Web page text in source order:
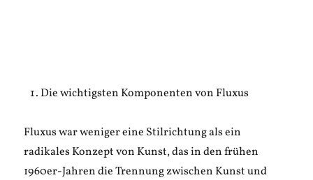
Die wichtigsten Komponenten von Fluxus
Fluxus war weniger eine Stilrichtung als ein
radikales Konzept von Kunst, das in den frühen
1960er-Jahren die Trennung zwischen Kunst und